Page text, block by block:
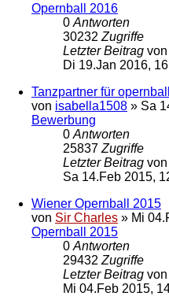
Opernball 2016
0 Antworten
30232 Zugriffe
Letzter Beitrag von
Di 19.Jan 2016,
Tanzpartner für
von isabella1508 » Sa
Bewerbung
0 Antworten
25837 Zugriffe
Letzter Beitrag von
Sa 14.Feb 2015,
Wiener Opernball 2015
von Sir Charles » Mi
Opernball 2015
0 Antworten
29432 Zugriffe
Letzter Beitrag von
Mi 04.Feb 2015,